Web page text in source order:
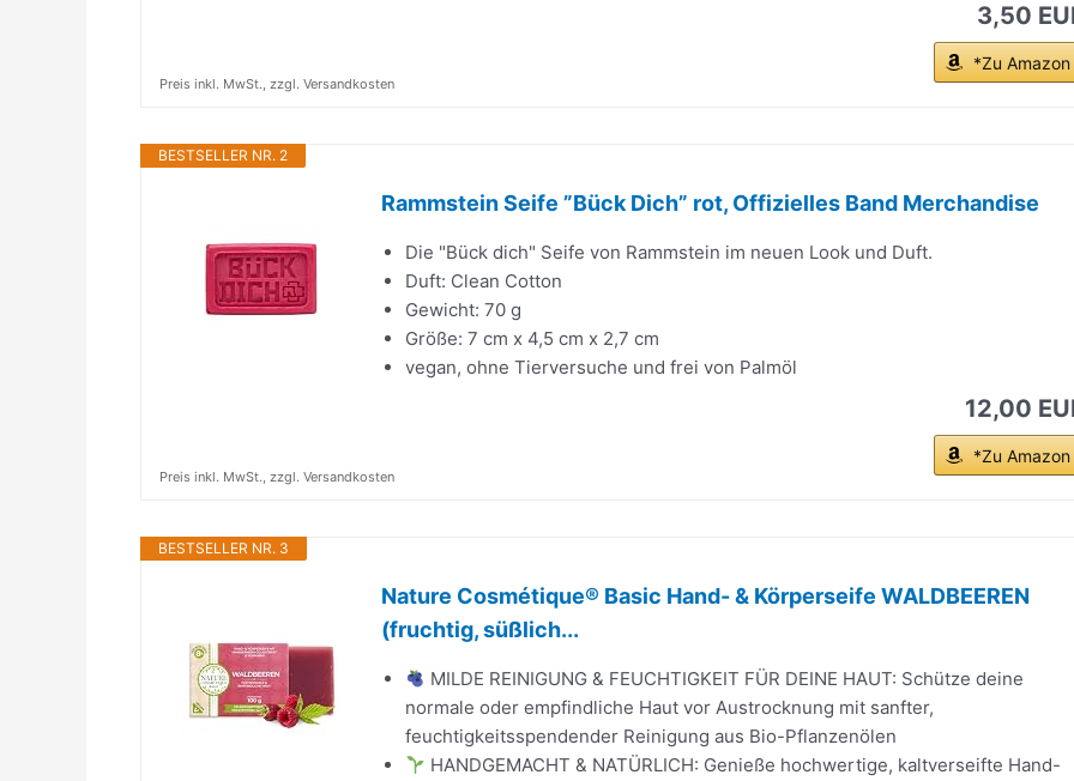
3,50
*Zu Amazon
Preis inkl. MwSt., zzgl. Versandkosten
BESTSELLER NR. 2
Rammstein Seife ”Bück Dich” rot, Offizielles Band Merchandise
Die "Bück dich" Seife von Rammstein im neuen Look und Duft.
Duft: Clean Cotton
Gewicht: 70 g
Größe: 7 cm x 4,5 cm x 2,7 cm
vegan, ohne Tierversuche und frei von Palmöl
12,00
*Zu Amazon
Preis inkl. MwSt., zzgl. Versandkosten
BESTSELLER NR. 3
Nature Cosmétique® Basic Hand- & Körperseife WALDBEEREN
(fruchtig, süßlich...
MILDE REINIGUNG & FEUCHTIGKEIT FÜR DEINE HAUT: Schütze deine
normale oder empfindliche Haut vor Austrocknung mit sanfter,
feuchtigkeitsspendender Reinigung aus Bio-Pflanzenölen
HANDGEMACHT & NATÜRLICH: Genieße hochwertige, kaltverseifte Hand-